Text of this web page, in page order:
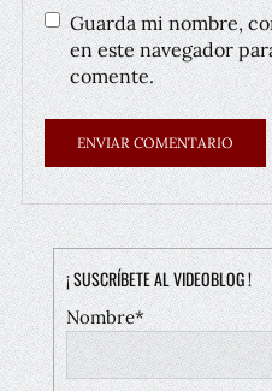
Guarda mi nombre,
en este navegador
comente.
¡ SUSCRÍBETE AL VIDEOBLOG !
Nombre*